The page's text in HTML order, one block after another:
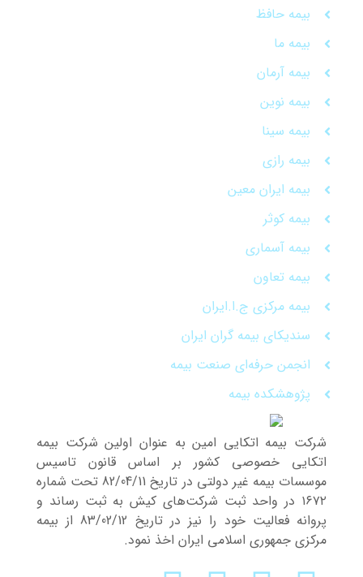
بیمه حافظ
بیمه ما
بیمه آرمان
بیمه نوین
بیمه سینا
بیمه رازی
بیمه ایران معین
بیمه کوثر
بیمه آسماری
بیمه تعاون
بیمه مرکزی ج.ا.ایران
سندیکای بیمه گران ایران
انجمن حرفه‌ای صنعت بیمه
پژوهشکده بیمه
شرکت بیمه اتکایی امین به‌ عنوان اولین شرکت بیمه
اتکایی خصوصی کشور بر اساس قانون تاسیس
موسسات بیمه غیر دولتی در تاریخ 82/04/11 تحت شماره
۱۶۷۲ در واحد ثبت شرکت‌های کیش به ثبت رساند و
پروانه فعالیت خود را نیز در تاریخ 83/02/12 از بیمه
مرکزی جمهوری اسلامی ایران اخذ نمود.